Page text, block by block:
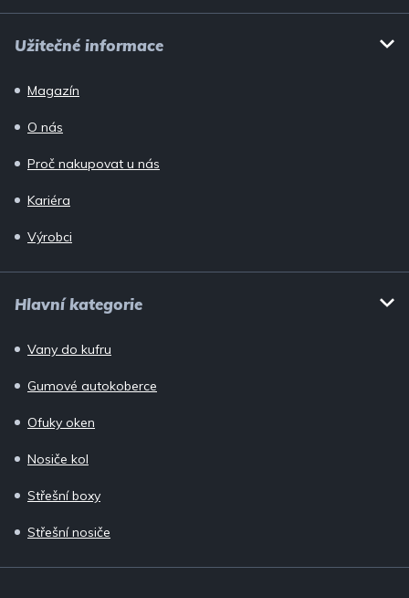
Užitečné informace
Magazín
O nás
Proč nakupovat u nás
Kariéra
Výrobci
Hlavní kategorie
Vany do kufru
Gumové autokoberce
Ofuky oken
Nosiče kol
Střešní boxy
Střešní nosiče